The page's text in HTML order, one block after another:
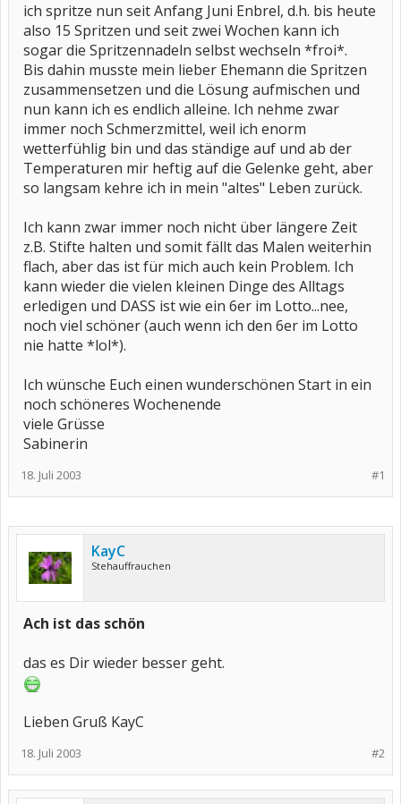
ich spritze nun seit Anfang Juni Enbrel, d.h. bis heute
also 15 Spritzen und seit zwei Wochen kann ich
sogar die Spritzennadeln selbst wechseln *froi*.
Bis dahin musste mein lieber Ehemann die Spritzen
zusammensetzen und die Lösung aufmischen und
nun kann ich es endlich alleine. Ich nehme zwar
immer noch Schmerzmittel, weil ich enorm
wetterfühlig bin und das ständige auf und ab der
Temperaturen mir heftig auf die Gelenke geht, aber
so langsam kehre ich in mein "altes" Leben zurück.
Ich kann zwar immer noch nicht über längere Zeit
z.B. Stifte halten und somit fällt das Malen weiterhin
flach, aber das ist für mich auch kein Problem. Ich
kann wieder die vielen kleinen Dinge des Alltags
erledigen und DASS ist wie ein 6er im Lotto...nee,
noch viel schöner (auch wenn ich den 6er im Lotto
nie hatte *lol*).
Ich wünsche Euch einen wunderschönen Start in ein
noch schöneres Wochenende
viele Grüsse
Sabinerin
#1
18. Juli 2003
KayC
Stehauffrauchen
Ach ist das schön
das es Dir wieder besser geht.
Lieben Gruß KayC
#2
18. Juli 2003